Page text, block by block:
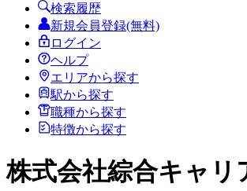
検索履歴
新規会員登録(無料)
ログイン
ヘルプ
エリアから探す
駅から探す
職種から探す
特徴から探す
株式会社綜合キャリ